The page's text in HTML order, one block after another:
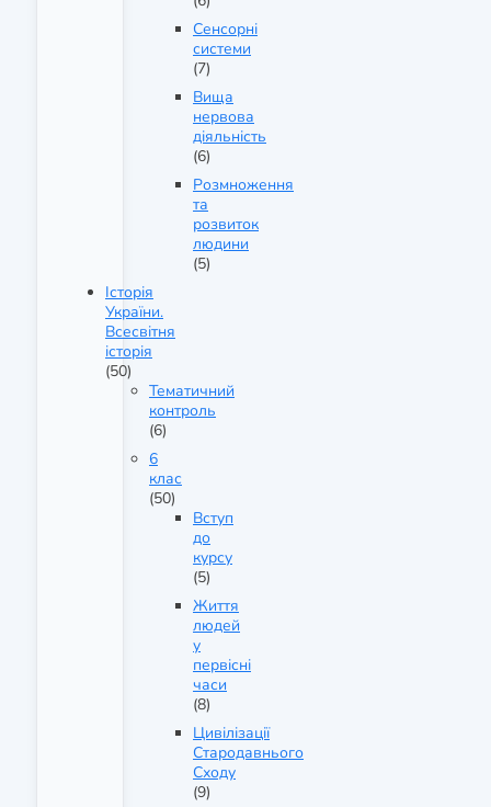
Сенсорні
системи
(7)
Вища
нервова
діяльність
(6)
Розмноження
та
розвиток
людини
(5)
Історія
України.
Всесвітня
історія
(50)
Тематичний
контроль
(6)
6
клас
(50)
Вступ
до
курсу
(5)
Життя
людей
у
первісні
часи
(8)
Цивілізації
Стародавнього
Сходу
(9)